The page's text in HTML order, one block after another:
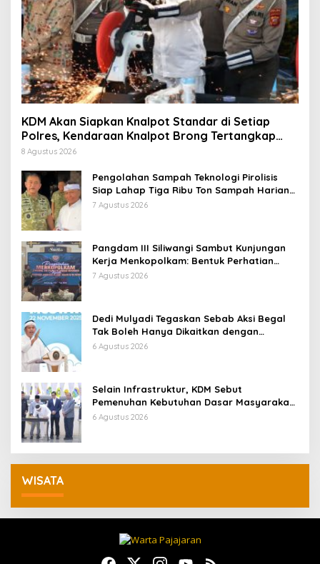
KDM Akan Siapkan Knalpot Standar di Setiap
Polres, Kendaraan Knalpot Brong Tertangkap
Langsung Ganti
8 Agustus 2026
Pengolahan Sampah Teknologi Pirolisis
Siap Lahap Tiga Ribu Ton Sampah Harian
Jawa Barat
7 Agustus 2026
Pangdam III Siliwangi Sambut Kunjungan
Kerja Menkopolkam: Bentuk Perhatian
Pemerintah
7 Agustus 2026
Dedi Mulyadi Tegaskan Sebab Aksi Begal
Tak Boleh Hanya Dikaitkan dengan
Ekonomi
6 Agustus 2026
Selain Infrastruktur, KDM Sebut
Pemenuhan Kebutuhan Dasar Masyarakat
Jadi Fokus APBD Jabar 2027
6 Agustus 2026
WISATA